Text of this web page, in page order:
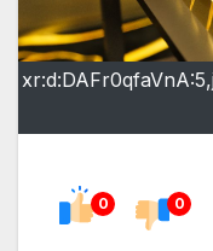
0 0